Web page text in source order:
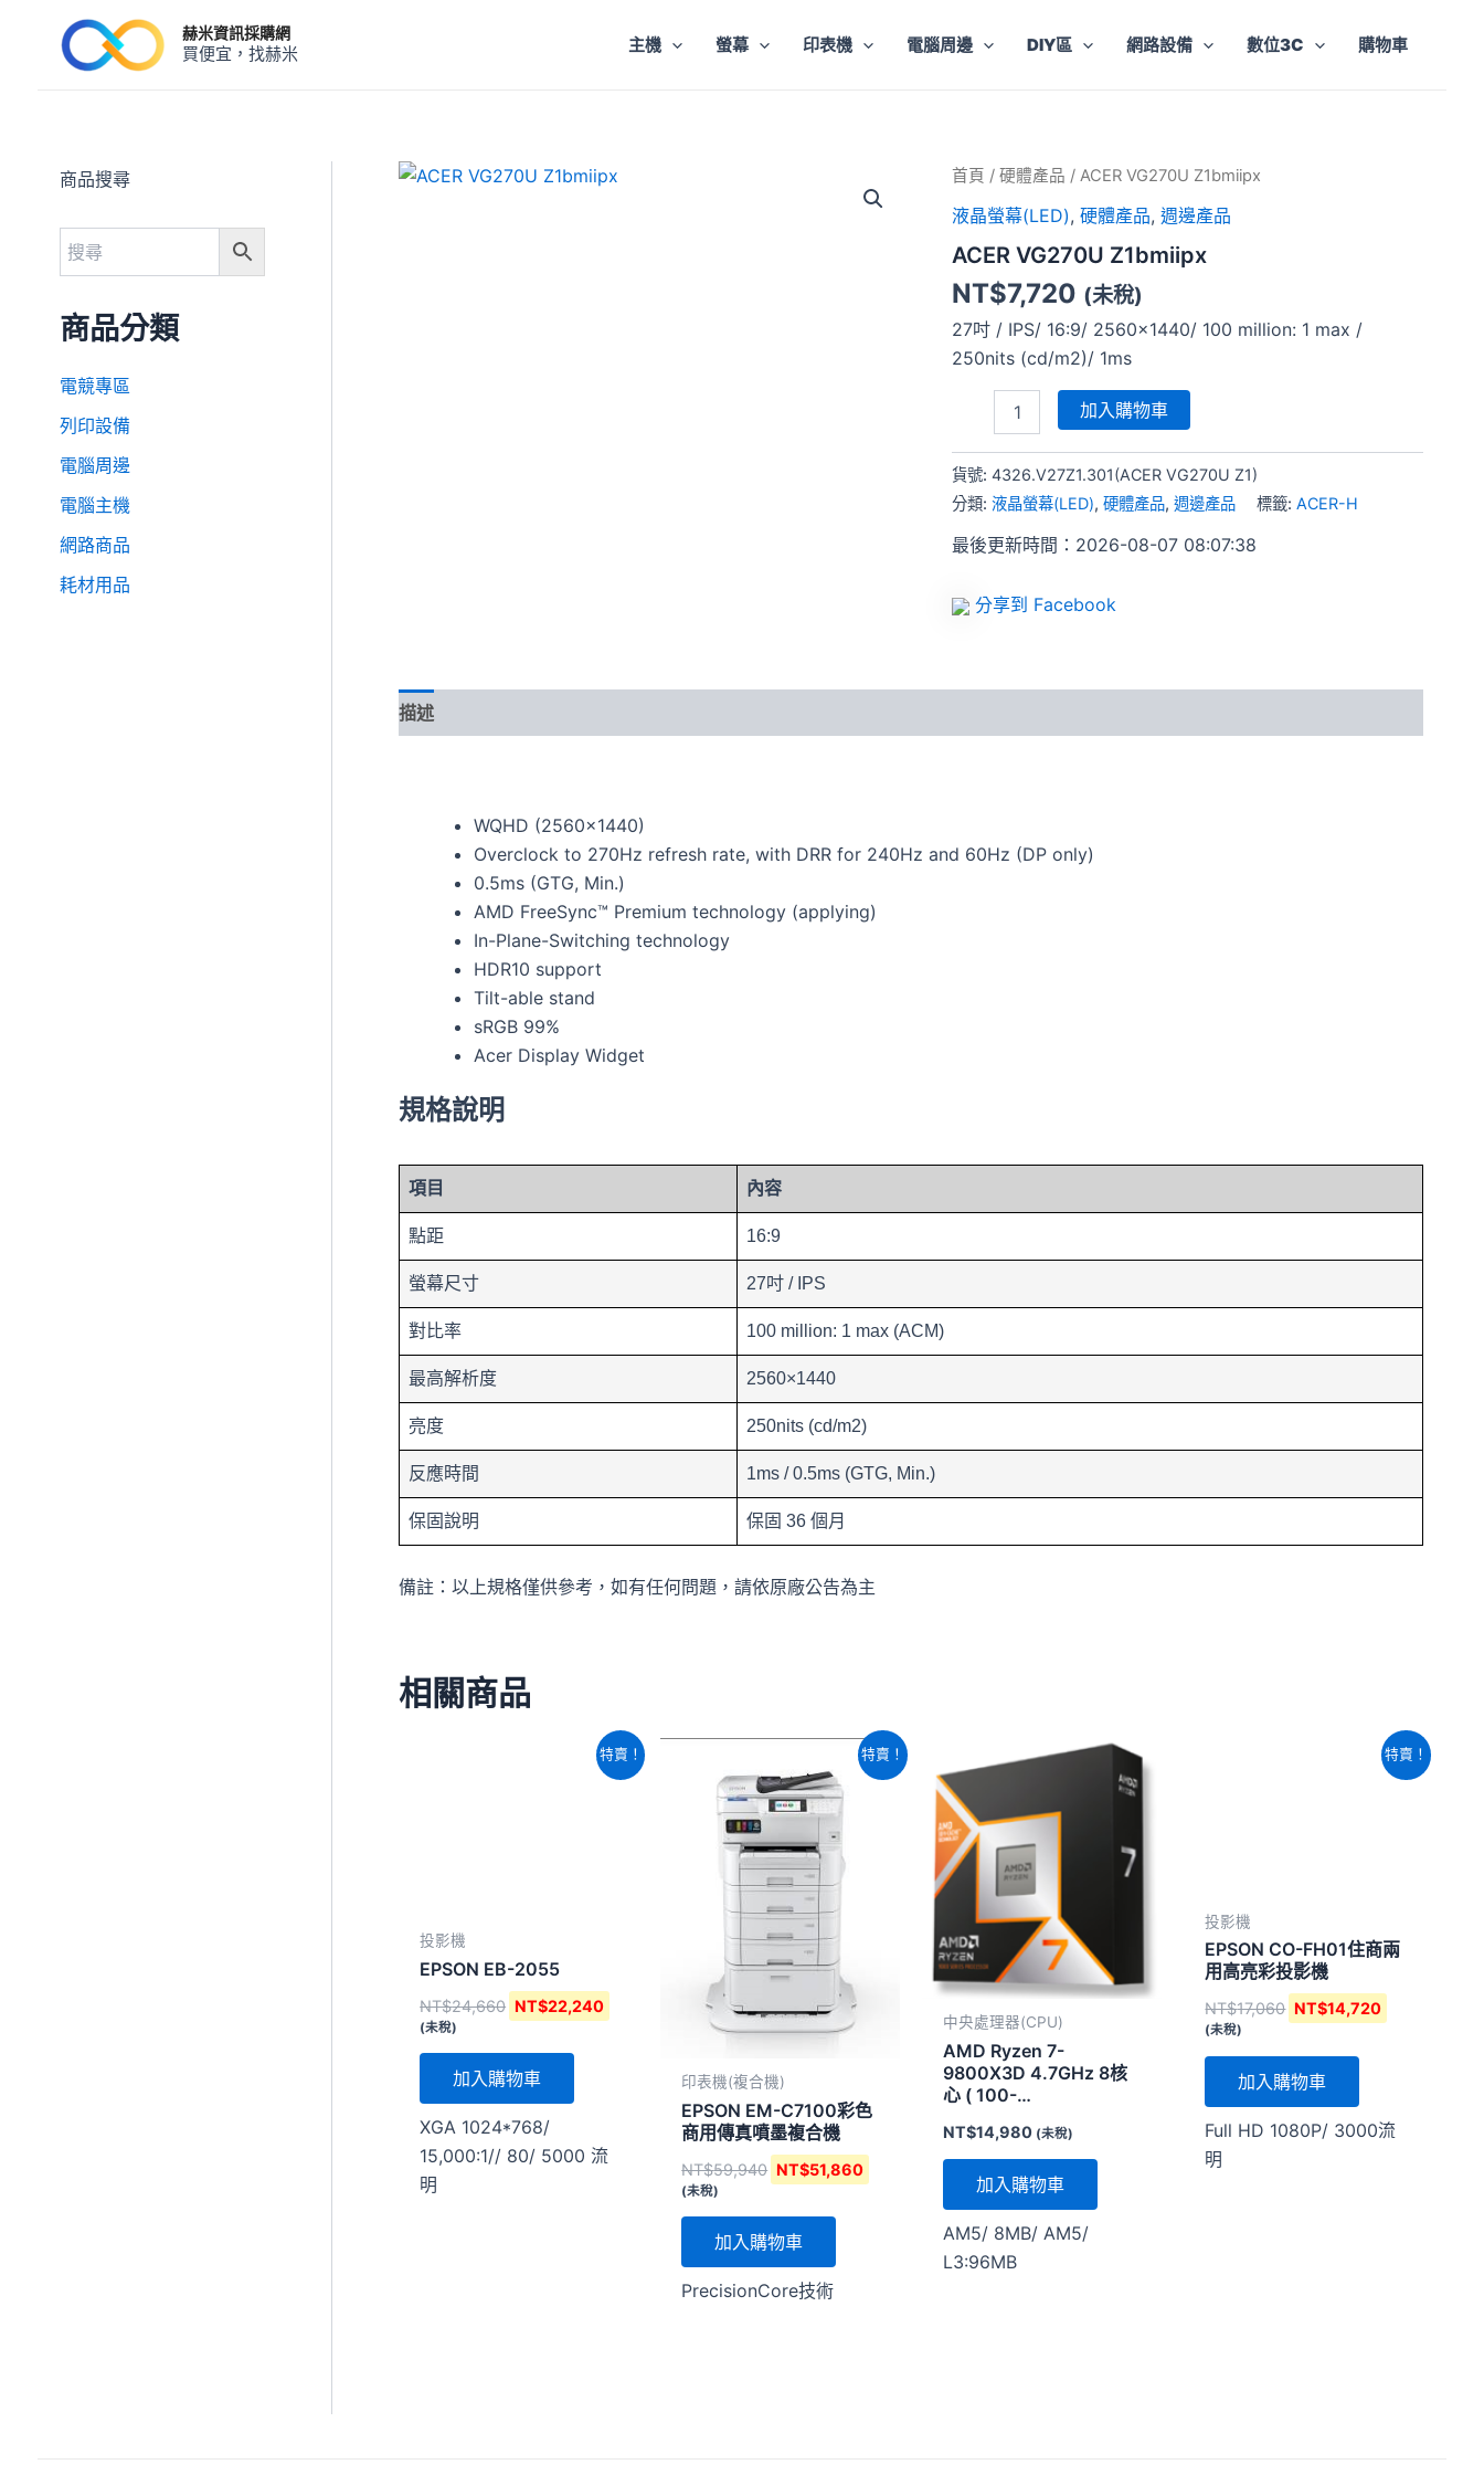
赫米資訊採購網
買便宜，找赫米 主機 螢幕 印表機 電腦周邊 DIY區 網路設備 數位3C 購物車
商品搜尋
商品分類
電競專區
列印設備
電腦周邊
電腦主機
網路商品
耗材用品
首頁 /硬體產品 / ACER VG270U Z1bmiipx
液晶螢幕(LED),硬體產品,週邊產品
ACER VG270U Z1bmiipx
NT$7,720 (未稅)
27吋 / IPS/ 16:9/ 2560×1440/ 100 million: 1 max /
250nits (cd/m2)/ 1ms
ACER
Z1bmiipx
量
加入購物車
貨號:4326.V27Z1.301(ACER VG270U Z1)
分類:液晶螢幕(LED),硬體產品,週邊產品 標籤:ACER-H
最後更新時間：2026-08-07 08:07:38
分享到 Facebook
描述
WQHD (2560×1440)
Overclock to 270Hz refresh rate, with DRR for 240Hz and 60Hz (DP only)
0.5ms (GTG, Min.)
AMD FreeSync™ Premium technology (applying)
In-Plane-Switching technology
HDR10 support
Tilt-able stand
sRGB 99%
Acer Display Widget
規格說明
項目 內容
點距 16:9
螢幕尺寸 27吋 / IPS
對比率 100 million: 1 max (ACM)
最高解析度 2560×1440
亮度 250nits (cd/m2)
反應時間 1ms / 0.5ms (GTG, Min.)
保固說明 保固 36 個月
備註：以上規格僅供參考，如有任何問題，請依原廠公告為主
相關商品
特賣！
投影機
EPSON EB-2055
NT$24,660 NT$22,240
目
前
價
(未稅)
加入購物車
XGA 1024*768/
15,000:1// 80/ 5000 流
明
特賣！
印表機(複合機)
EPSON EM-C7100彩色
商用傳真噴墨複合機
NT$59,940
價
格：
NT$59,940。
NT$51,860
目
前
價
NT$51,860。
(未稅)
加入購物車
PrecisionCore技術
中央處理器(CPU)
AMD Ryzen 7-
9800X3D 4.7GHz 8核
心 ( 100-
NT$14,980 (未稅)
加入購物車
AM5/ 8MB/ AM5/
L3:96MB
特賣！
投影機
EPSON CO-FH01住商兩
用高亮彩投影機
NT$17,060 NT$14,720
目
前
價
(未稅)
加入購物車
Full HD 1080P/ 3000流
明